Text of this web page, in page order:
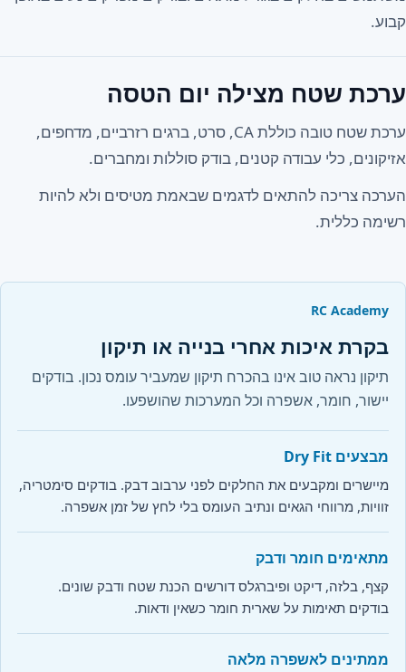
קבוע.
ערכת שטח מצילה יום הטסה
ערכת שטח טובה כוללת CA, סרט, ברגים רזרביים, מדחפים,
אזיקונים, כלי עבודה קטנים, בודק סוללות ומחברים.
הערכה צריכה להתאים לדגמים שבאמת מטיסים ולא להיות
רשימה כללית.
RC Academy
בקרת איכות אחרי בנייה או תיקון
תיקון נראה טוב אינו בהכרח תיקון שמעביר עומס נכון. בודקים
יישור, חומר, אשפרה וכל המערכות שהושפעו.
מבצעים Dry Fit
מיישרים ומקבעים את החלקים לפני ערבוב דבק. בודקים סימטריה,
זוויות, מרווחי הגאים ונתיב העומס בלי לחץ של זמן אשפרה.
מתאימים חומר ודבק
קצף, בלזה, דיקט ופיברגלס דורשים הכנת שטח ודבק שונים.
בודקים תאימות על שארית חומר כשאין ודאות.
ממתינים לאשפרה מלאה